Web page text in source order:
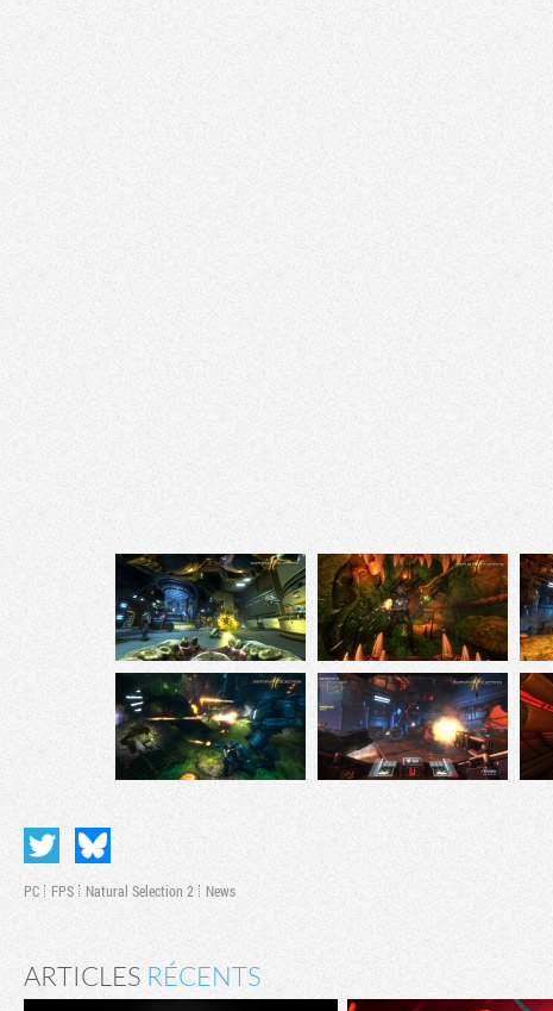
PC FPS Natural Selection 2 News
ARTICLES RÉCENTS